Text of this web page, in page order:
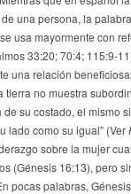
una persona, la
usa mayormente con
33:20; 70:4; 115:9-
una relación
tierra no muestra
su costado, el mismo
lado como su igual” (Ver
sobre la mujer
(Génesis 16:13), pero
pocas palabras,